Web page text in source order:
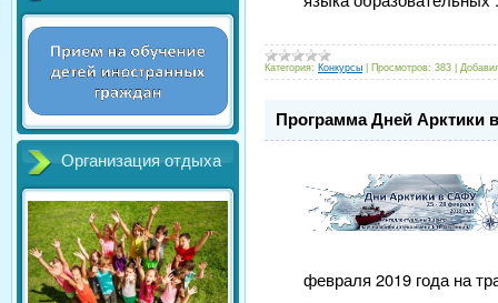
Организация отдыха
Категория: Конкурсы Просмотров: 383
Программа Дней Арктики
февраля 2019 года на